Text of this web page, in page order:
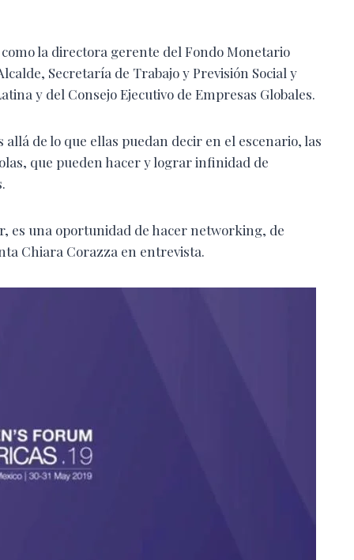
la directora gerente del Fondo Monetario
Secretaría de Trabajo y Previsión Social y
y del Consejo Ejecutivo de Empresas Globales.
de lo que ellas puedan decir en el escenario, las
que pueden hacer y lograr infinidad de
es una oportunidad de hacer networking, de
Chiara Corazza en entrevista.